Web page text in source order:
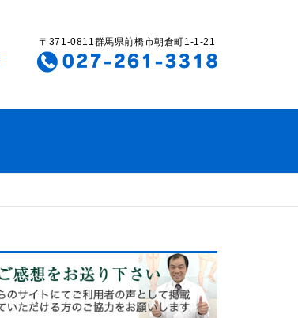
〒371-0811群馬県前橋市朝倉町1-1-21